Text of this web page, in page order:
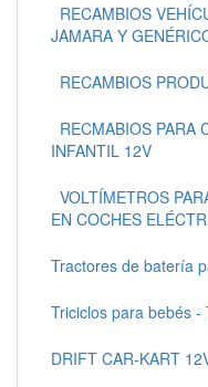
RECAMBIOS
JAMARA Y
RECAMBIOS
RECMABIOS PARA
INFANTIL 12V
VOLTÍMETROS
EN COCHES
Tractores de batería
Triciclos para bebés -
DRIFT CAR-KART